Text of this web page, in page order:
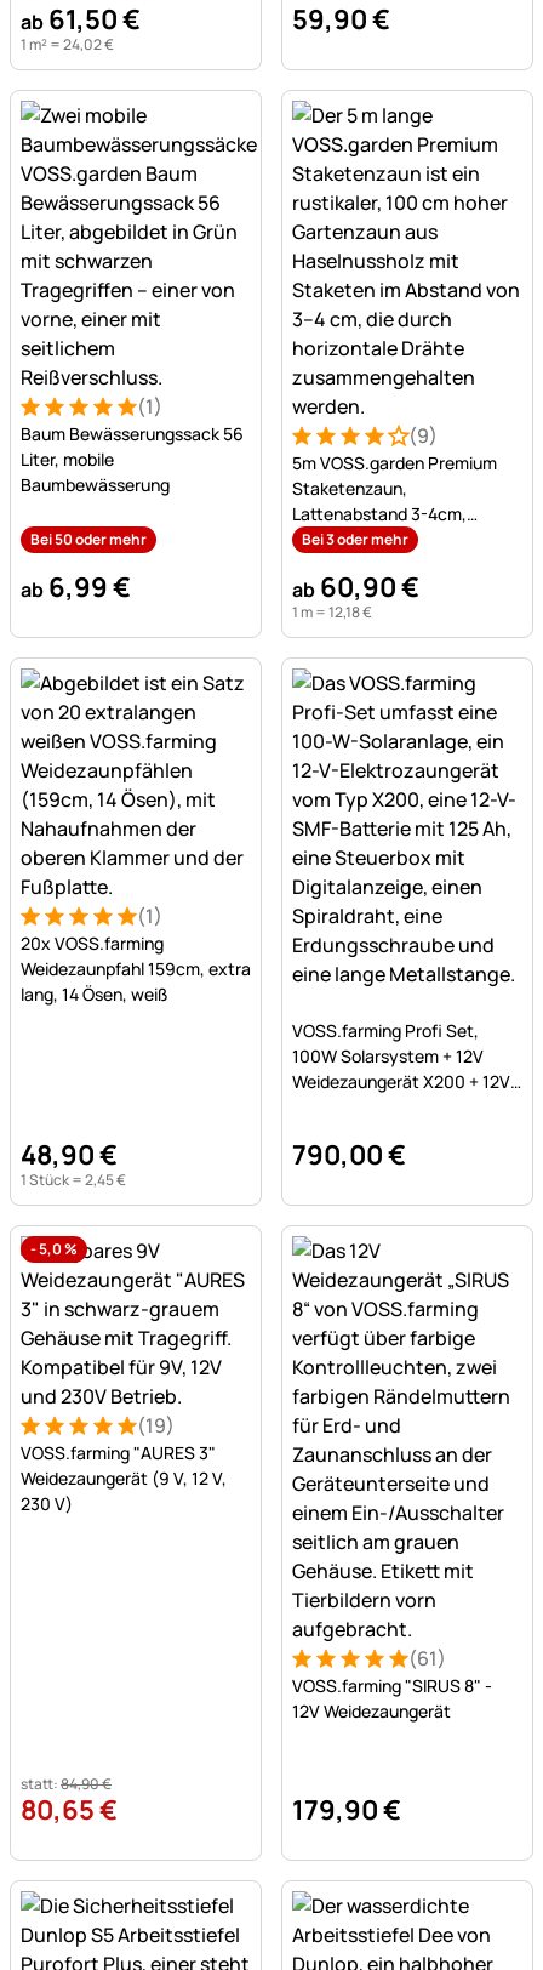
ab 61,50€
1 m² =24,02€
59,90€
Bewertung: 5 von 5 (1 Bewertungen)
1 Bewertung (1)
Baum Bewässerungssack 56
Liter, mobile
Baumbewässerung
Bei 50 oder mehr
ab 6,99€
Bewertung: 4 von 5 (9
9 Bewertungen
(9)
5m VOSS.garden Premium
Staketenzaun,
Lattenabstand 3-4cm,
Gartenzaun aus Haselnuss,
Bei 3 oder mehr
ab 60,90€
1 m =12,18€
Bewertung: 5 von 5 (1 Bewertungen)
1 Bewertung (1)
20x VOSS.farming
Weidezaunpfahl 159cm, extra
lang, 14 Ösen, weiß
48,90€
1 Stück =2,45€
VOSS.farming Profi Set,
100W Solarsystem + 12V
Weidezaungerät X200 + 12V
790,00€
-5,0%
Bewertung: 5 von 5 (19 Bewertungen)
19 Bewertungen
(19)
VOSS.farming "AURES 3"
Weidezaungerät (9 V, 12 V,
230 V)
statt:84,90€
80,65€
Bewertung: 5 von 5 (61
61 Bewertungen
(61)
VOSS.farming "SIRUS 8" -
12V Weidezaungerät
179,90€